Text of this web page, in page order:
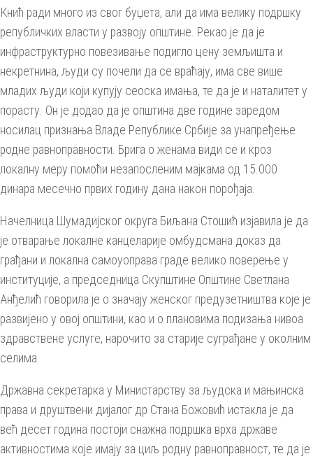
Кнић ради много из свог буџета, али да има велику подршку
републичких власти у развоју општине. Рекао је да је
инфраструктурно повезивање подигло цену земљишта и
некретнина, људи су почели да се враћају, има све више
младих људи који купују сеоска имања, те да је и наталитет у
порасту. Он је додао да је општина две године заредом
носилац признања Владе Републике Србије за унапређење
родне равноправности. Брига о женама види се и кроз
локалну меру помоћи незапосленим мајкама од 15.000
динара месечно првих годину дана након порођаја.
Начелница Шумадијског округа Биљана Стошић изјавила је да
је отварање локалне канцеларије омбудсмана доказ да
грађани и локална самоуоправа граде велико поверење у
институције, а председница Скупштине Општине Светлана
Анђелић говорила је о значају женског предузетништва које је
развијено у овој општини, као и о плановима подизања нивоа
здравствене услуге, нарочито за старије суграђане у околним
селима.
Државна секретарка у Министарству за људска и мањинска
права и друштвени дијалог др Стана Божовић истакла је да
већ десет година постоји снажна подршка врха државе
активностима које имају за циљ родну равноправност, те да је